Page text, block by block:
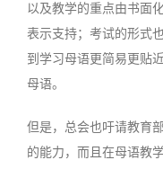
以及教学的重点由书面
表示支持；考试的形式
到学习母语更简易更贴
母语。
但是，总会也吁请教育
的能力，而且在母语教